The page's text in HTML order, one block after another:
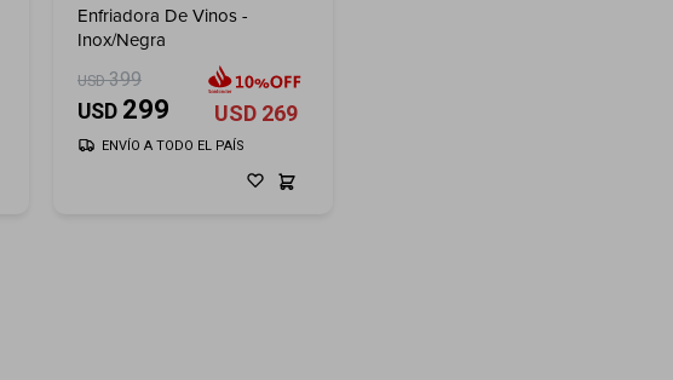
Enfriadora De Vinos -
Inox/Negra
USD 399
USD 299 USD 269
ENVÍO A TODO EL PAÍS